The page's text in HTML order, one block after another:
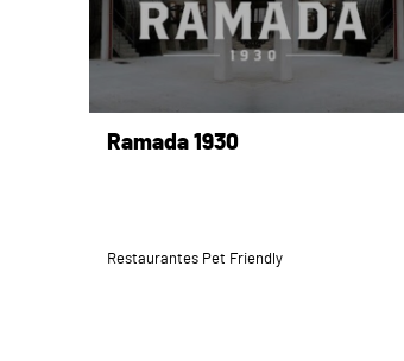
Ramada 1930
Restaurantes Pet Friendly